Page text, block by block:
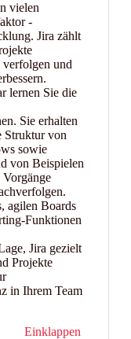
vielen
-
Jira zählt
und
lernen Sie die
Sie erhalten
Struktur von
sowie
von Beispielen
agilen Boards
Funktionen
Jira gezielt
Projekte
in Ihrem Team
Einklappen